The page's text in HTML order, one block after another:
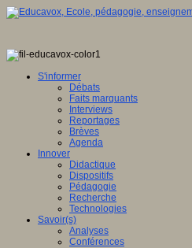
S'informer
Débats
Faits marquants
Interviews
Reportages
Brèves
Agenda
Innover
Didactique
Dispositifs
Pédagogie
Recherche
Technologies
Savoir(s)
Analyses
Conférences